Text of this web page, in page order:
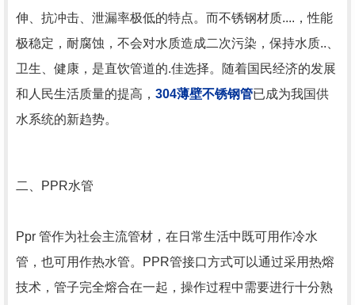
伸、抗冲击、泄漏率极低的特点。而不锈钢材质....，性能
极稳定，耐腐蚀，不会对水质造成二次污染，保持水质..、
卫生、健康，是直饮管道的.佳选择。随着国民经济的发展
和人民生活质量的提高， 304薄壁不锈钢管已成为我国供
水系统的新趋势。
二、PPR水管
Ppr 管作为社会主流管材，在日常生活中既可用作冷水
管，也可用作热水管。PPR管接口方式可以通过采用热熔
技术，管子完全熔合在一起，操作过程中需要进行十分熟